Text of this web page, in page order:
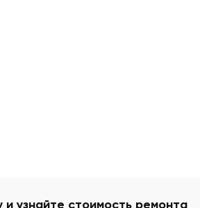
и узнайте стоимость ремонта